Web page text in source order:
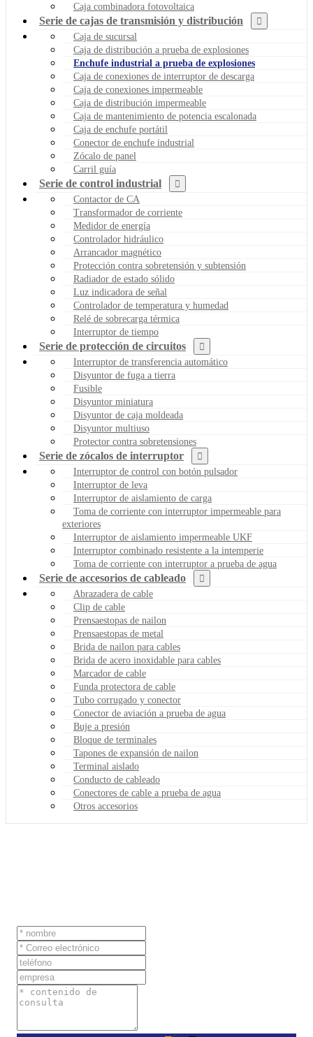
Caja combinadora fotovoltaica
Serie de cajas de transmisión y distribución
Caja de sucursal
Caja de distribución a prueba de explosiones
Enchufe industrial a prueba de explosiones
Caja de conexiones de interruptor de descarga
Caja de conexiones impermeable
Caja de distribución impermeable
Caja de mantenimiento de potencia escalonada
Caja de enchufe portátil
Conector de enchufe industrial
Zócalo de panel
Carril guía
Serie de control industrial
Contactor de CA
Transformador de corriente
Medidor de energía
Controlador hidráulico
Arrancador magnético
Protección contra sobretensión y subtensión
Radiador de estado sólido
Luz indicadora de señal
Controlador de temperatura y humedad
Relé de sobrecarga térmica
Interruptor de tiempo
Serie de protección de circuitos
Interruptor de transferencia automático
Disyuntor de fuga a tierra
Fusible
Disyuntor miniatura
Disyuntor de caja moldeada
Disyuntor multiuso
Protector contra sobretensiones
Serie de zócalos de interruptor
Interruptor de control con botón pulsador
Interruptor de leva
Interruptor de aislamiento de carga
Toma de corriente con interruptor impermeable para
exteriores
Interruptor de aislamiento impermeable UKF
Interruptor combinado resistente a la intemperie
Toma de corriente con interruptor a prueba de agua
Serie de accesorios de cableado
Abrazadera de cable
Clip de cable
Prensaestopas de nailon
Prensaestopas de metal
Brida de nailon para cables
Brida de acero inoxidable para cables
Marcador de cable
Funda protectora de cable
Tubo corrugado y conector
Conector de aviación a prueba de agua
Buje a presión
Bloque de terminales
Tapones de expansión de nailon
Terminal aislado
Conducto de cableado
Conectores de cable a prueba de agua
Otros accesorios